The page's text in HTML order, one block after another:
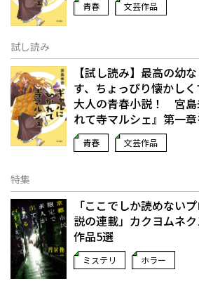
青春 文芸作品
試し読み
【試し読み】最高の幼
す、ちょっぴり懐かしく
大人の青春小説！ 宮島
れて寺マルシェ』第一章
青春 文芸作品
特集
「ここでしか読めない
説の連載」――カクヨムネ
作品5選
ミステリ ホラー